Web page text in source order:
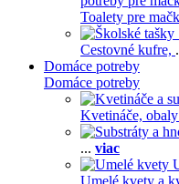
Toalety pre
Cestovné kufre,
Domáce potreby
Domáce potreby
Kvetináče,
... viac
Umelé kvety a